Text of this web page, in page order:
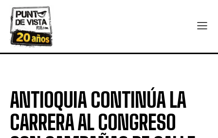
ANTIOQUIA CONTINÚA LA
CARRERA AL CONGRESO